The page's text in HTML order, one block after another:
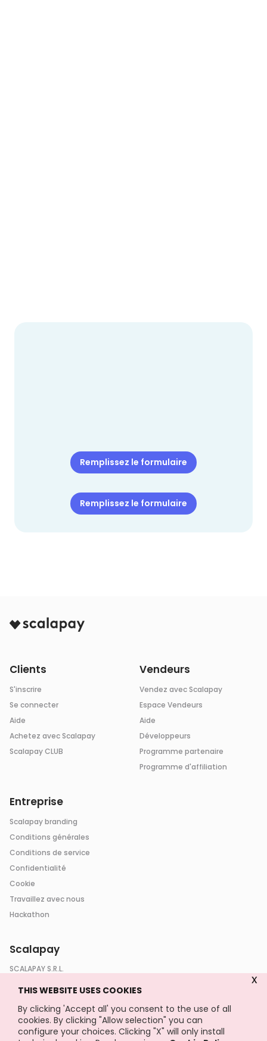
x
THIS WEBSITE USES COOKIES
By clicking 'Accept all' you consent to the use of all
cookies. By clicking "Allow selection" you can
configure your choices. Clicking "X" will only install
Remplissez le formulaire
Remplissez le formulaire
Clients
S'inscrire
Se connecter
Aide
Achetez avec Scalapay
Scalapay CLUB
Vendeurs
Vendez avec Scalapay
Espace Vendeurs
Aide
Développeurs
Programme partenaire
Programme d'affiliation
Entreprise
Scalapay branding
Conditions générales
Conditions de service
Confidentialité
Cookie
Travaillez avec nous
Hackathon
Scalapay
SCALAPAY S.R.L.
20139 Milano (MI) - Italia
REA MI - 2606390
PIVA IT 06891080480